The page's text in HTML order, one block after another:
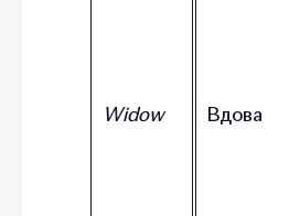
Widow Вдова